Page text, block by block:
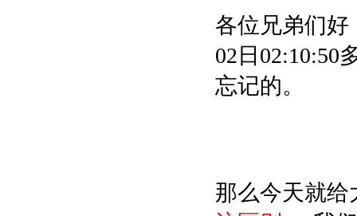
各位兄弟们好
02日02:10:50
忘记的。
那么今天就给